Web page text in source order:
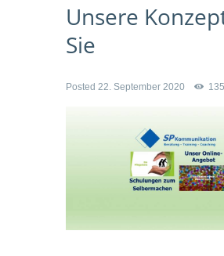
Unsere
Sie
Posted 22. September 2020